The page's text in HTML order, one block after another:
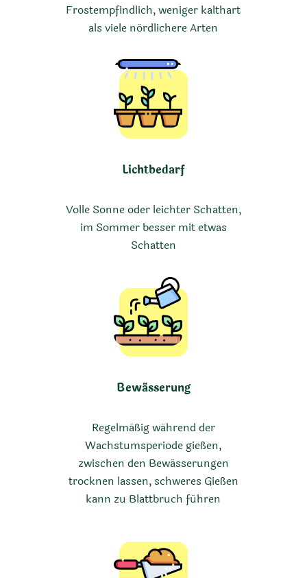
Frostempfindlich, weniger kalthart
als viele nördlichere Arten
Lichtbedarf
Volle Sonne oder leichter Schatten,
im Sommer besser mit etwas
Schatten
Bewässerung
Regelmäßig während der
Wachstumsperiode gießen,
zwischen den Bewässerungen
trocknen lassen, schweres Gießen
kann zu Blattbruch führen